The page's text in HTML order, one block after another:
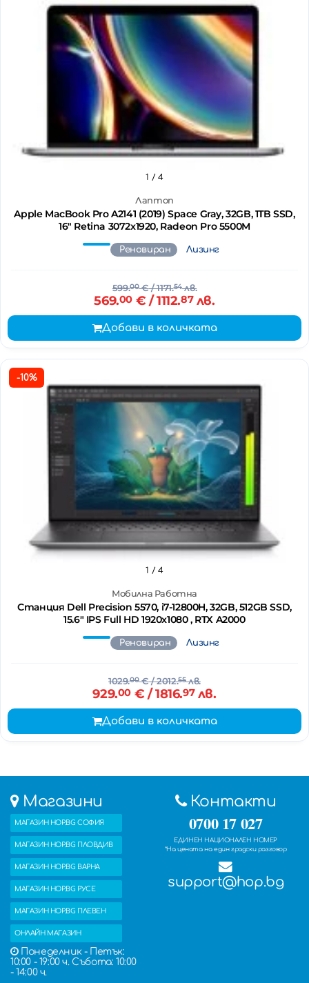
Лаптоп
Apple MacBook Pro A2141 (2019) Space Gray, 32GB, 1TB SSD,
16" Retina 3072x1920, Radeon Pro 5500M
1 / 4
Реновиран Лизинг
599.00€/ 1171.54лв.
569.00€ / 1112.87лв.
Добави в количката
-10%
Мобилна Работна
Станция Dell Precision 5570, i7-12800H, 32GB, 512GB SSD,
15.6" IPS Full HD 1920x1080 , RTX A2000
1 / 4
Реновиран Лизинг
1029.00€/ 2012.55лв.
929.00€ / 1816.97лв.
Добави в количката
Магазини
МАГАЗИН HOP.BG СОФИЯ
МАГАЗИН HOP.BG ПЛОВДИВ
МАГАЗИН HOP.BG ВАРНА
МАГАЗИН HOP.BG РУСЕ
МАГАЗИН HOP.BG ПЛЕВЕН
ОНЛАЙН МАГАЗИН
Понеделник - Петък:
10:00 - 19:00 ч. Събота: 10:00
- 14:00 ч.
Контакти
0700 17 027
ЕДИНЕН НАЦИОНАЛЕН НОМЕР
*На цената на един градски разговор
support@hop.bg